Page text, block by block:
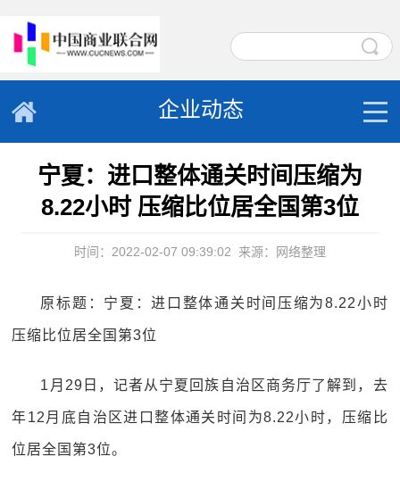
企业动态
宁夏：进口整体通关时间压缩为
8.22小时 压缩比位居全国第3位
时间：2022-02-07 09:39:02 来源：网络整理
原标题：宁夏：进口整体通关时间压缩为8.22小时
压缩比位居全国第3位
1月29日，记者从宁夏回族自治区商务厅了解到，去
年12月底自治区进口整体通关时间为8.22小时，压缩比
位居全国第3位。